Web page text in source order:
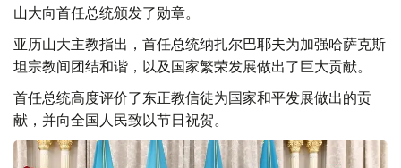
山大向首任总统颁发了勋章。
亚历山大主教指出，首任总统纳扎尔巴耶夫为加强哈萨克斯
坦宗教间团结和谐，以及国家繁荣发展做出了巨大贡献。
首任总统高度评价了东正教信徒为国家和平发展做出的贡
献，并向全国人民致以节日祝贺。